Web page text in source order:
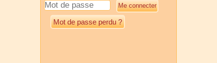
Mot de passe perdu ?